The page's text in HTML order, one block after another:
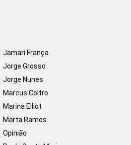
Jamari França
Jorge Grosso
Jorge Nunes
Marcus Coltro
Marina Elliot
Marta Ramos
Opinião